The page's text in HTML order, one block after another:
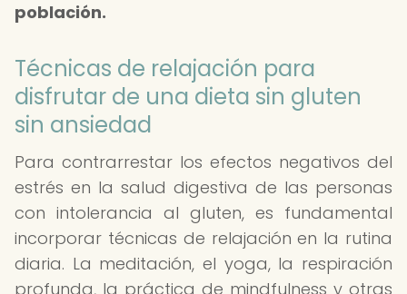
población.
Técnicas de relajación para
disfrutar de una dieta sin gluten
sin ansiedad
Para contrarrestar los efectos negativos del
estrés en la salud digestiva de las personas
con intolerancia al gluten, es fundamental
incorporar técnicas de relajación en la rutina
diaria. La meditación, el yoga, la respiración
profunda, la práctica de mindfulness y otras